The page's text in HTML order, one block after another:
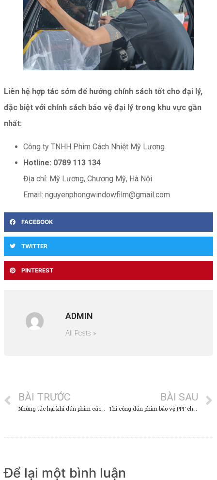
Liên hệ hợp tác sớm để hưởng chính sách tốt cho đại lý,
đặc biệt với chính sách bảo vệ đại lý trong khu vực gần
nhất:
Công ty TNHH Phim Cách Nhiệt Mỹ Lương
Hotline: 0789 113 134
Địa chỉ: Mỹ Lương, Chương Mỹ, Hà Nội
Email: nguyenphongwindowfilm@gmail.com
FACEBOOK
TWITTER
PINTEREST
ADMIN
All Posts »
BÀI TRƯỚC BÀI SAU
Để lại một bình luận